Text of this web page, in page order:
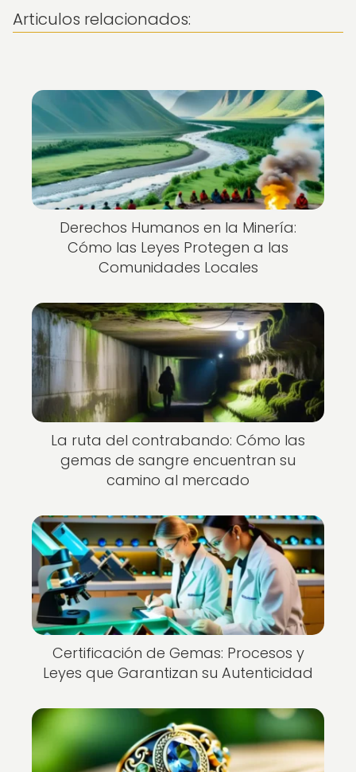
Articulos relacionados:
Derechos Humanos en la Minería:
Cómo las Leyes Protegen a las
Comunidades Locales
La ruta del contrabando: Cómo las
gemas de sangre encuentran su
camino al mercado
Certificación de Gemas: Procesos y
Leyes que Garantizan su Autenticidad